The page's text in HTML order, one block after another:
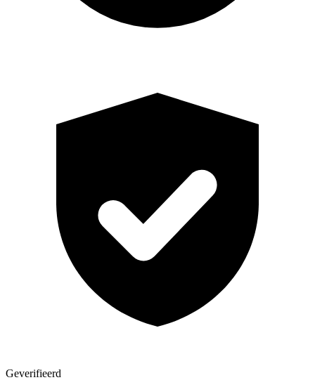
Geverifieerd